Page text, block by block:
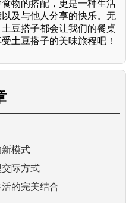
物的搭配，更是一种生活
及与他人分享的快乐。无
豆搭子都会让我们的餐桌
土豆搭子的美味旅程吧！
模式
际方式
的完美结合